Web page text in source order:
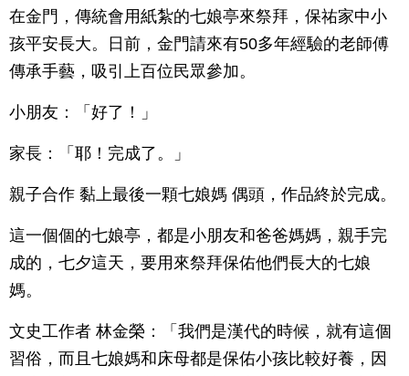
在金門，傳統會用紙紮的七娘亭來祭拜，保祐家中小
孩平安長大。日前，金門請來有50多年經驗的老師傅
傳承手藝，吸引上百位民眾參加。
小朋友：「好了！」
家長：「耶！完成了。」
親子合作 黏上最後一顆七娘媽 偶頭，作品終於完成。
這一個個的七娘亭，都是小朋友和爸爸媽媽，親手完
成的，七夕這天，要用來祭拜保佑他們長大的七娘
媽。
文史工作者 林金榮：「我們是漢代的時候，就有這個
習俗，而且七娘媽和床母都是保佑小孩比較好養，因